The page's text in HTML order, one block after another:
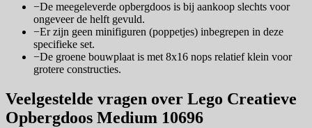
−De meegeleverde opbergdoos is bij aankoop slechts voor
ongeveer de helft gevuld.
−Er zijn geen minifiguren (poppetjes) inbegrepen in deze
specifieke set.
−De groene bouwplaat is met 8x16 nops relatief klein voor
grotere constructies.
Veelgestelde vragen over Lego Creatieve
Opbergdoos Medium 10696